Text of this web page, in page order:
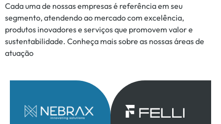
Cada uma de nossas empresas é referência em seu
segmento, atendendo ao mercado com excelência,
produtos inovadores e serviços que promovem valor e
sustentabilidade. Conheça mais sobre as nossas áreas de
atuação